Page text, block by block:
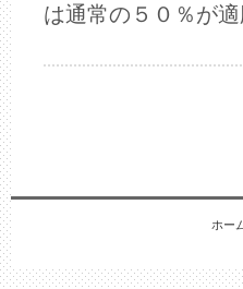
は通常の５０％が
ホー